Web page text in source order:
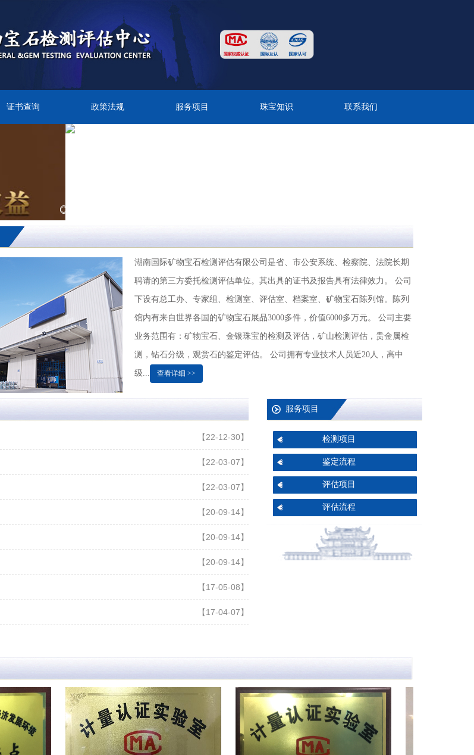
证书查询 政策法规 服务项目 珠宝知识 联系我们
业务范围有：矿物宝石、金银珠宝的检测及评估，矿山检测评估，贵金属检
测，钻石分级，观赏石的鉴定评估。 公司拥有专业技术人员近20人，高中
级... 查看详细 >>
【22-12-30】
【20-09-14】
【20-09-14】
【17-05-08】
【17-04-07】
服务项目
检测项目
评估项目
评估流程
专家介绍